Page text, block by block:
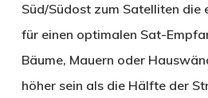
Süd/Südost zum Satelliten die
für einen optimalen Sat-
Bäume, Mauern oder
höher sein als die Hälfte der